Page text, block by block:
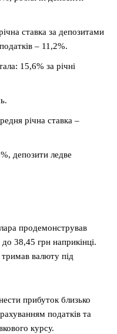
ставка за депозитами
– 11,2%.
15,6% за річні
річна ставка –
депозити ледве
продемонстрував
38,45 грн наприкінці.
валюту під
прибуток близько
податків та
курсу.